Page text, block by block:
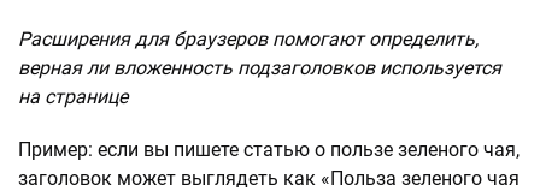
Расширения для браузеров помогают определить,
верная ли вложенность подзаголовков используется
на странице
Пример: если вы пишете статью о пользе зеленого чая,
заголовок может выглядеть как «Польза зеленого чая